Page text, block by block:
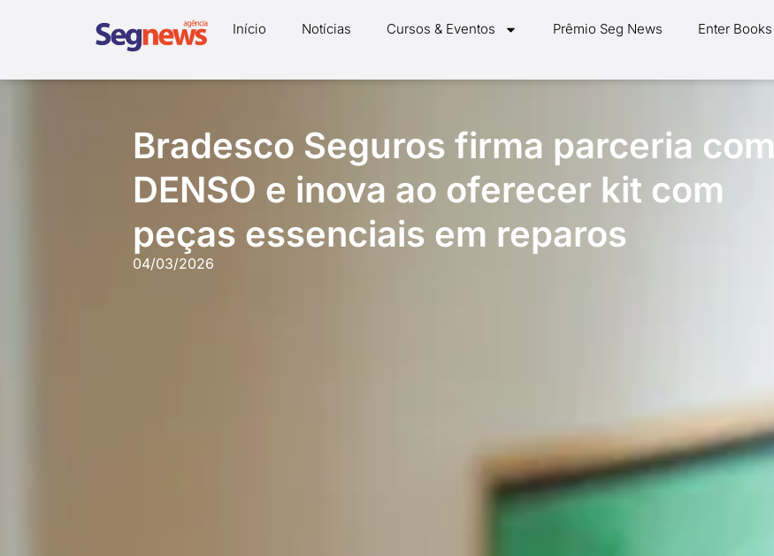
Início Notícias Cursos & Eventos Prêmio Seg News Enter Books
Bradesco Seguros firma parceria com
DENSO e inova ao oferecer kit com
peças essenciais em reparos
04/03/2026